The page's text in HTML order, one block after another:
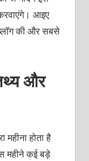
आइए
की और सबसे
और
होता है
महीने कई बड़े